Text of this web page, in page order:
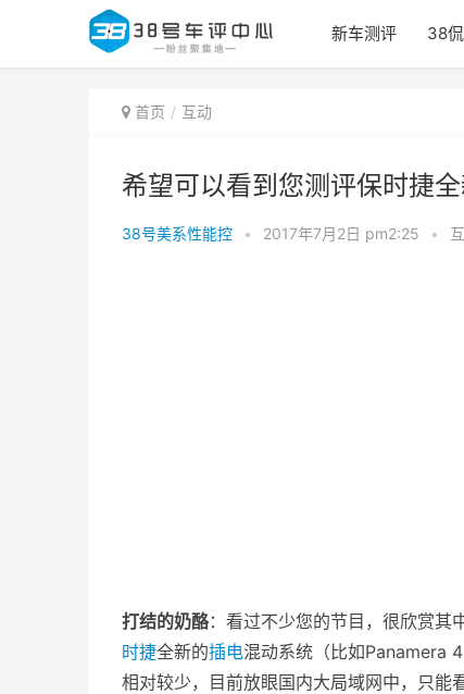
新车测评 38
首页 互动
希望可以看到您测评保时捷
38号美系性能控 • 2017年7月2日 pm2:25 •
打结的奶酪：看过不少您的节目，很欣赏其
时捷全新的插电混动系统（比如Panamera
相对较少，目前放眼国内大局域网中，只能